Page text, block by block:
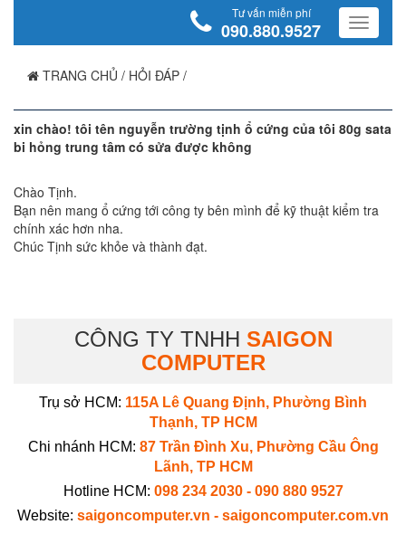
Tư vấn miễn phí
090.880.9527
TRANG CHỦ / HỎI ĐÁP /
xin chào! tôi tên nguyễn trường tịnh ổ cứng của tôi 80g sata
bi hỏng trung tâm có sửa được không
Chào Tịnh.
Bạn nên mang ổ cứng tới công ty bên mình để kỹ thuật kiểm tra
chính xác hơn nha.
Chúc Tịnh sức khỏe và thành đạt.
CÔNG TY TNHH SAIGON
COMPUTER
Trụ sở HCM: 115A Lê Quang Định, Phường Bình
Thạnh, TP HCM
Chi nhánh HCM: 87 Trần Đình Xu, Phường Cầu Ông
Lãnh, TP HCM
Hotline HCM: 098 234 2030 - 090 880 9527
Website: saigoncomputer.vn - saigoncomputer.com.vn